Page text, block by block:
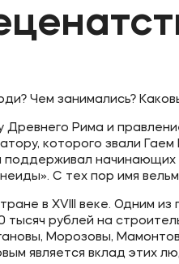
Чем занимались?
Рима и
которого звали
поддерживал
С тех пор имя
в XVIII веке. Одним из
рублей на
Морозовы,
является вклад этих